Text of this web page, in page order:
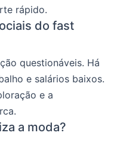
rápido.
do fast
questionáveis. Há
e salários baixos.
e a
a moda?